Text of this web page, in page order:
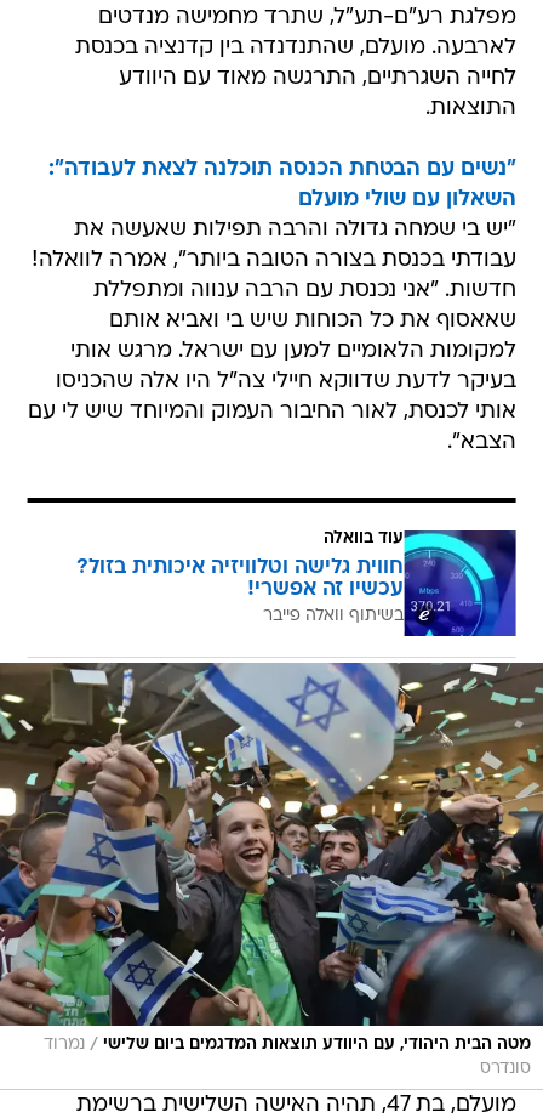
מפלגת רע"ם-תע"ל, שתרד מחמישה מנדטים
לארבעה. מועלם, שהתנדנדה בין קדנציה בכנסת
לחייה השגרתיים, התרגשה מאוד עם היוודע
התוצאות.
"נשים עם הבטחת הכנסה תוכלנה לצאת לעבודה":
השאלון עם שולי מועלם
"יש בי שמחה גדולה והרבה תפילות שאעשה את
עבודתי בכנסת בצורה הטובה ביותר", אמרה לוואלה!
חדשות. "אני נכנסת עם הרבה ענווה ומתפללת
שאאסוף את כל הכוחות שיש בי ואביא אותם
למקומות הלאומיים למען עם ישראל. מרגש אותי
בעיקר לדעת שדווקא חיילי צה"ל היו אלה שהכניסו
אותי לכנסת, לאור החיבור העמוק והמיוחד שיש לי עם
הצבא".
עוד בוואלה
חווית גלישה וטלוויזיה איכותית בזול?
עכשיו זה אפשרי!
בשיתוף וואלה פייבר
מטה הבית היהודי, עם היוודע תוצאות המדגמים ביום שלישי / נמרוד
סונדרס
מועלם, בת 47, תהיה האישה השלישית ברשימת